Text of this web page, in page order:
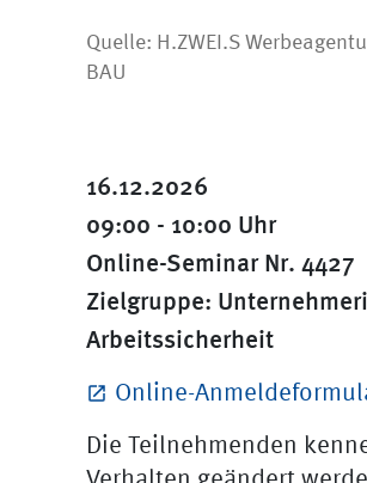
Quelle: H.ZWEI.S
BAU
16.12.2026
09:00 - 10:00 Uhr
Online-Seminar Nr. 4427
Zielgruppe:
Arbeitssicherheit
Online-
Die Teilnehmenden